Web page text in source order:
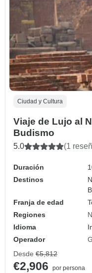
Ciudad y Cultura
Viaje de Lujo al
Budismo
5.0 (1
Duración
Destinos
Franja de edad
Regiones
Idioma
Operador
Desde €5,812
€2,906
por persona